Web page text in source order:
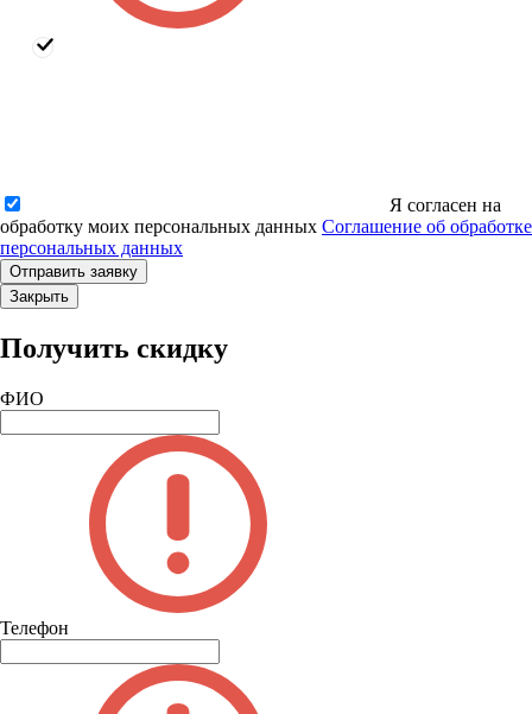
Я согласен на
обработку моих персональных данных Соглашение об обработке
персональных данных
Закрыть
Получить скидку
ФИО
Телефон